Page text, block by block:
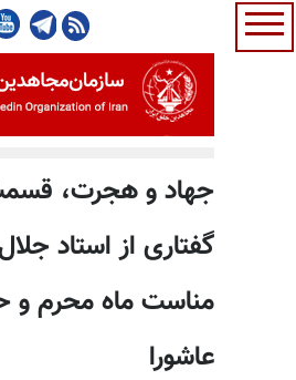
جهاد و هجرت،
گفتاری از استاد
مناست ماه محرم و
عاشورا